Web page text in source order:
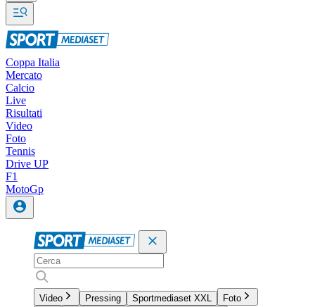
Coppa Italia
Mercato
Calcio
Live
Risultati
Video
Foto
Tennis
Drive UP
F1
MotoGp
Video Pressing Sportmediaset XXL
Foto